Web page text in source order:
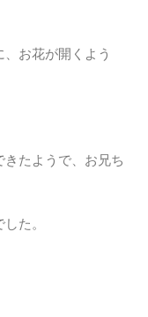
お花が開くよう
たようで、お兄ち
た。